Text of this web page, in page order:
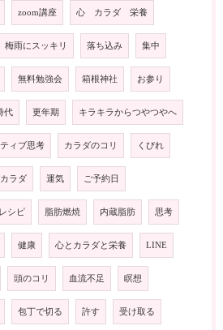
zoom講座 心 カラダ 栄養
梅雨にスッキリ 落ち込み 集中
無料勉強会 箱根神社 お参り
代 更年期 キラキラからつやつやへ
ィブ思考 カラダのコリ くびれ
ラダ 運気 ご予約日
シピ 脂肪燃焼 内蔵脂肪 思考
健康 心とカラダと栄養 LINE
頭のコリ 血流不足 瞑想
包丁で切る 許す 受け取る